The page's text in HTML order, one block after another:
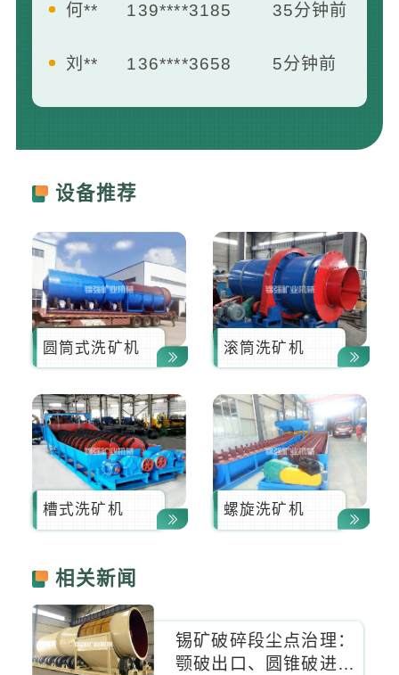
刘** 136****3658 5分钟前
王** 139****2412 7分钟前
设备推荐
圆筒式洗矿机 滚筒洗矿机
槽式洗矿机 螺旋洗矿机
相关新闻
锡矿破碎段尘点治理：
颚破出口、圆锥破进料